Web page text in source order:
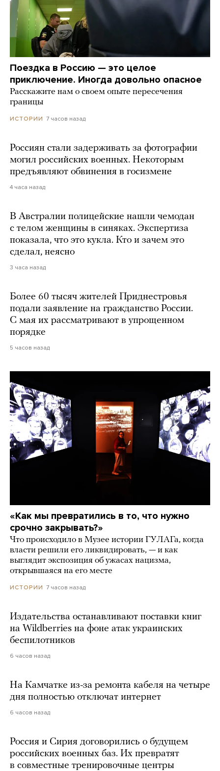
Поездка в Россию — это целое
приключение. Иногда довольно опасное
Расскажите нам о своем опыте пересечения
границы
ИСТОРИИ 7 часов назад
Россиян стали задерживать за фотографии
могил российских военных. Некоторым
предъявляют обвинения в госизмене
4 часа назад
В Австралии полицейские нашли чемодан
с телом женщины в синяках. Экспертиза
показала, что это кукла. Кто и зачем это
сделал, неясно
3 часа назад
Более 60 тысяч жителей Приднестровья
подали заявление на гражданство России.
С мая их рассматривают в упрощенном
порядке
5 часов назад
«Как мы превратились в то, что нужно
срочно закрывать?»
Что происходило в Музее истории ГУЛАГа, когда
власти решили его ликвидировать, — и как
выглядит экспозиция об ужасах нацизма,
открывшаяся на его месте
ИСТОРИИ 7 часов назад
Издательства останавливают поставки книг
на Wildberries на фоне атак украинских
беспилотников
6 часов назад
На Камчатке из-за ремонта кабеля на четыре
дня полностью отключат интернет
6 часов назад
Россия и Сирия договорились о будущем
российских военных баз. Их превратят
в совместные тренировочные центры